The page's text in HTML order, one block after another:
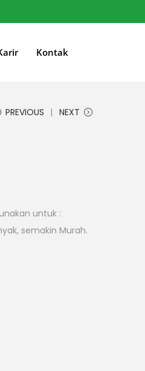
Kontak
PREVIOUS NEXT
untuk :
semakin Murah.